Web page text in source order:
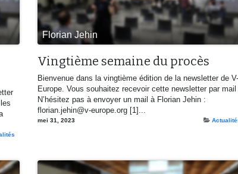
Florian Jehin
Vingtième semaine du procès
Bienvenue dans la vingtième édition de la newsletter de V-
Europe. Vous souhaitez recevoir cette newsletter par mail
N’hésitez pas à envoyer un mail à Florian Jehin :
florian.jehin@v-europe.org [1]...
mei 31, 2023